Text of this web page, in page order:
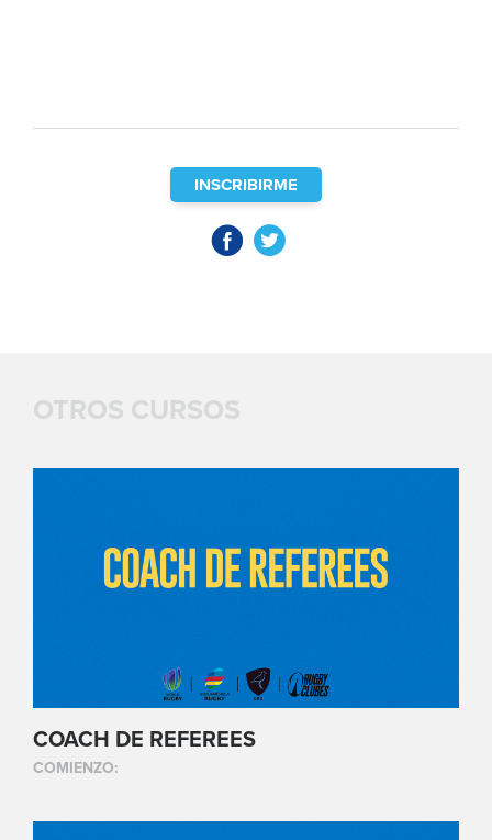
INSCRIBIRME
OTROS CURSOS
COACH DE REFEREES
COMIENZO: